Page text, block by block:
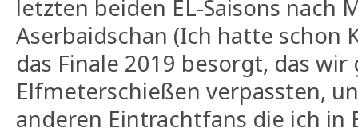
letzten beiden EL-Saisons nach
Aserbaidschan (Ich hatte schon
das Finale 2019 besorgt, das
Elfmeterschießen verpassten,
anderen Eintrachtfans die ich in